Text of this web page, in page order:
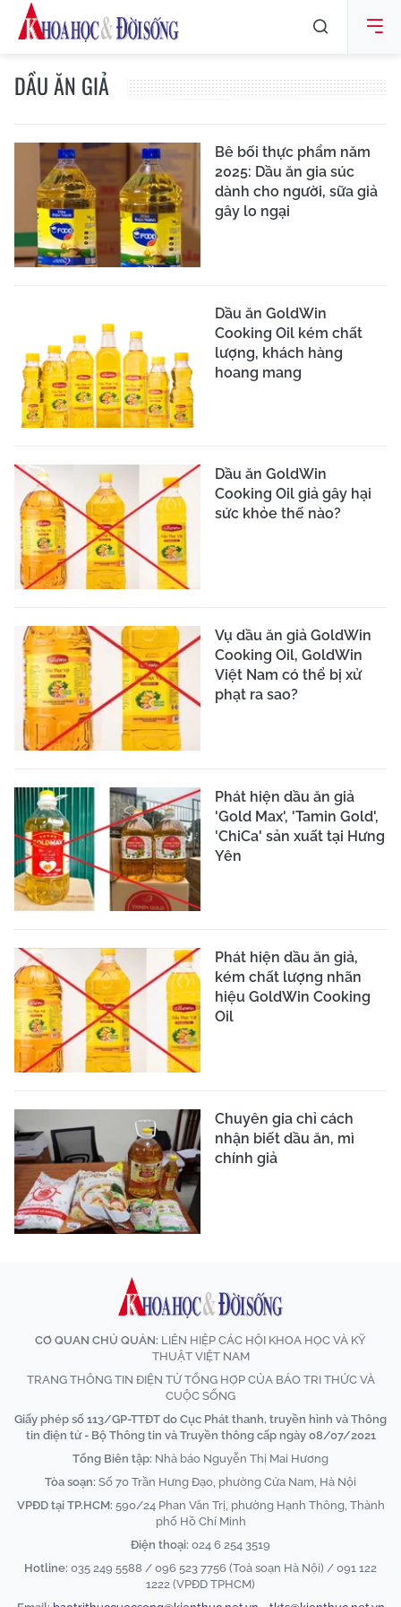
DẦU ĂN GIẢ
Bê bối thực phẩm năm
2025: Dầu ăn gia súc
dành cho người, sữa giả
gây lo ngại
Dầu ăn GoldWin
Cooking Oil kém chất
lượng, khách hàng
hoang mang
Dầu ăn GoldWin
Cooking Oil giả gây hại
sức khỏe thế nào?
Vụ dầu ăn giả GoldWin
Cooking Oil, GoldWin
Việt Nam có thể bị xử
phạt ra sao?
Phát hiện dầu ăn giả
'Gold Max', 'Tamin Gold',
'ChiCa' sản xuất tại Hưng
Yên
Phát hiện dầu ăn giả,
kém chất lượng nhãn
hiệu GoldWin Cooking
Oil
Chuyên gia chỉ cách
nhận biết dầu ăn, mì
chính giả
CƠ QUAN CHỦ QUẢN: LIÊN HIỆP CÁC HỘI KHOA HỌC VÀ KỸ
THUẬT VIỆT NAM
TRANG THÔNG TIN ĐIỆN TỬ TỔNG HỢP CỦA BÁO TRI THỨC VÀ
CUỘC SỐNG
Giấy phép số 113/GP-TTĐT do Cục Phát thanh, truyền hình và Thông
tin điện tử - Bộ Thông tin và Truyền thông cấp ngày 08/07/2021
Tổng Biên tập: Nhà báo Nguyễn Thị Mai Hương
Tòa soạn: Số 70 Trần Hưng Đạo, phường Cửa Nam, Hà Nội
VPĐD tại TP.HCM: 590/24 Phan Văn Trị, phường Hạnh Thông, Thành
phố Hồ Chí Minh
Điện thoại: 024 6 254 3519
Hotline: 035 249 5588 / 096 523 7756 (Toà soạn Hà Nội) / 091 122
1222 (VPĐD TPHCM)